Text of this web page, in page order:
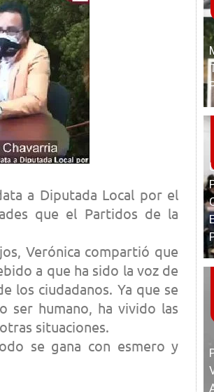
a Diputada Local por el
que el Partidos de la
Verónica compartió que
a que ha sido la voz de
los ciudadanos. Ya que se
ser humano, ha vivido las
situaciones.
se gana con esmero y